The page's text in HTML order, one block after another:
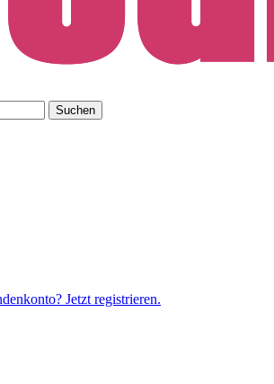
Suchen
Jetzt registrieren.